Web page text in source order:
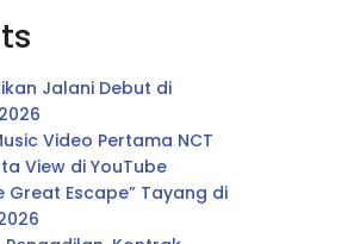
Jalani Debut di
Video Pertama NCT
View di YouTube
Great Escape” Tayang di